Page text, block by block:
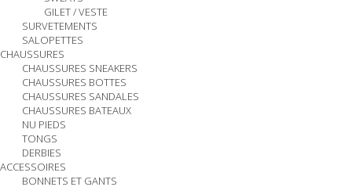
GILET / VESTE
SURVETEMENTS
SALOPETTES
CHAUSSURES
CHAUSSURES SNEAKERS
CHAUSSURES BOTTES
CHAUSSURES SANDALES
CHAUSSURES BATEAUX
NU PIEDS
TONGS
DERBIES
ACCESSOIRES
BONNETS ET GANTS